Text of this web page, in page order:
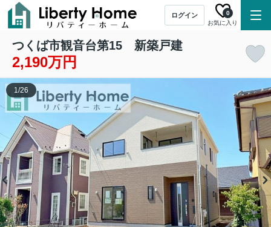
ログイン
お気に入り
0
つくば市観音台第15 新築戸建
2,190万円
1/26